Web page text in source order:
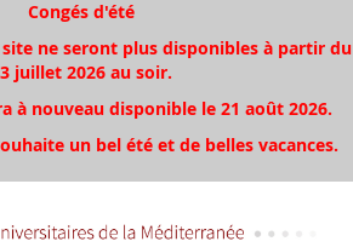
Congés d'été
ne seront plus disponibles à partir du
juillet 2026 au soir.
à nouveau disponible le 21 août 2026.
un bel été et de belles vacances.